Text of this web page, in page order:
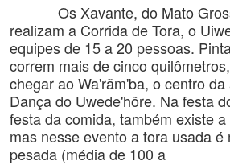
Os Xavante, do Mato
realizam a Corrida de Tora, o
equipes de 15 a 20 pessoas.
correm mais de cinco
chegar ao Wa'rãm'ba, o centro
Dança do Uwede'hõre. Na festa
festa da comida, também existe
mas nesse evento a tora usada é
pesada (média de 100 a